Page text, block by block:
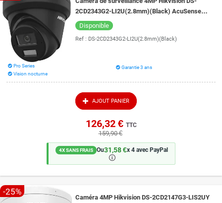
2CD2343G2-LI2U(2.8mm)(Black) AcuSense
micro intégré vision de nuit couleur 30 mètres
Disponible
Ref : DS-2CD2343G2-LI2U(2.8mm)(Black)
Pro Series
Vision nocturne
Garantie 3 ans
AJOUT PANIER
126,32 € TTC
159,90 €
4X SANS FRAIS Ou31,58 €x 4 avec PayPal
🛈
-25%
Caméra 4MP Hikvision DS-2CD2147G3-LIS2UY